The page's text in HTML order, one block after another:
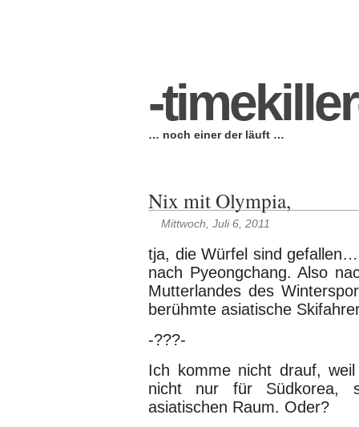
-
… noch einer der läuft …
Nix mit Olympia,
Mittwoch, Juli 6, 2011
tja, die Würfel sind
nach Pyeongchang. Also
Mutterlandes des
berühmte asiatische
-???-
Ich komme nicht drauf,
nicht nur für Südkorea,
asiatischen Raum. Oder?